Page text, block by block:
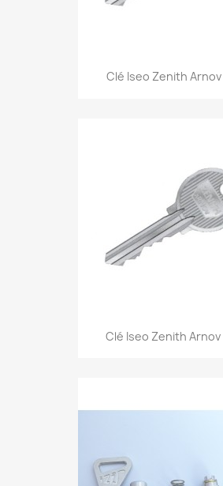
Clé Iseo Zenith Arnov
Clé Iseo Zenith Arnov